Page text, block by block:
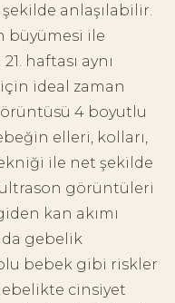
anlaşılabilir.
büyümesi ile
haftası aynı
ideal zaman
4 boyutlu
elleri, kolları,
ile net şekilde
görüntüleri
kan akımı
gebelik
bebek gibi riskler
cinsiyet